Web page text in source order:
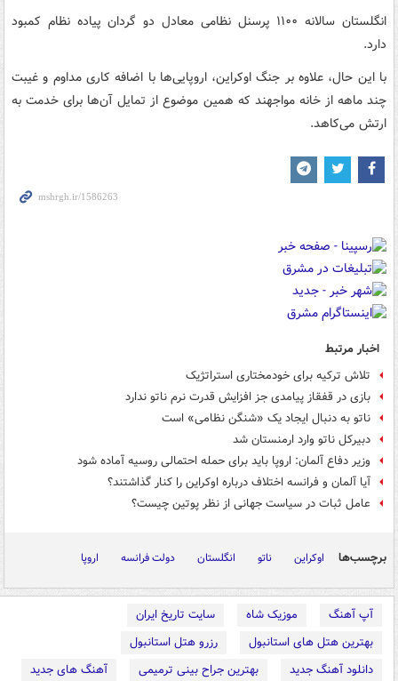
انگلستان سالانه ۱۱۰۰ پرسنل نظامی معادل دو گردان پیاده نظام کمبود
دارد.
با این حال، علاوه بر جنگ اوکراین، اروپایی‌ها با اضافه کاری مداوم و غیبت
چند ماهه از خانه مواجهند که همین موضوع از تمایل آن‌ها برای خدمت به
ارتش می‌کاهد.
اخبار مرتبط
تلاش ترکیه برای خودمختاری استراتژیک
بازی در قفقاز پیامدی جز افزایش قدرت نرم ناتو ندارد
ناتو به دنبال ایجاد یک «شنگن نظامی» است
دبیرکل ناتو وارد ارمنستان شد
وزیر دفاع آلمان: اروپا باید برای حمله احتمالی روسیه آماده شود
آیا آلمان و فرانسه اختلاف درباره اوکراین را کنار گذاشتند؟
عامل ثبات در سیاست جهانی از نظر پوتین چیست؟
برچسب‌ها اوکراین ناتو انگلستان دولت فرانسه اروپا
آپ آهنگ موزیک شاه
سایت تاریخ ایران
بهترین هتل های استانبول
رزرو هتل استانبول
دانلود آهنگ جدید
بهترین جراح بینی ترمیمی
آهنگ های جدید